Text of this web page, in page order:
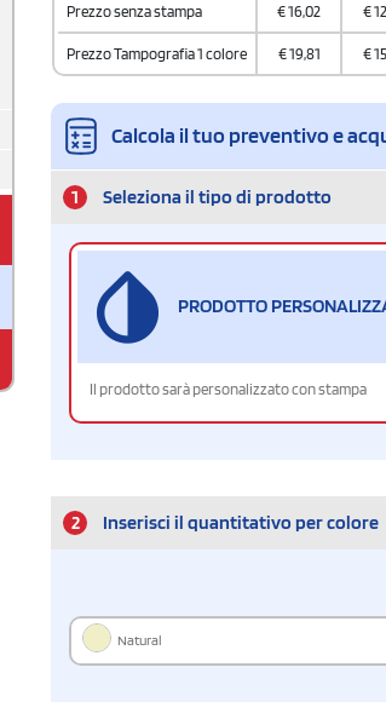
Prezzo senza stampa €16,02 €
Prezzo Tampografia 1 colore €19,81 €
Calcola il tuo preventivo e
1 Seleziona il tipo di prodotto
PRODOTTO
Il prodotto sarà personalizzato con stampa
2 Inserisci il quantitativo per colore
Natural